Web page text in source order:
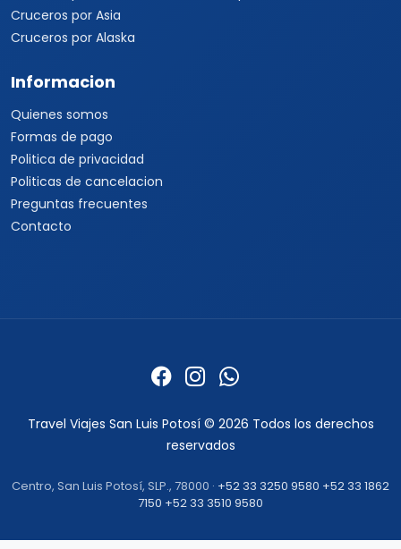
Todos los Cruceros
Cruceros por el Caribe
Mediterráneo
Cruceros Islas Griegas
Cruceros por Sudamérica
Cruceros por Asia
Cruceros por Alaska
Informacion
Politicas de cancelacion